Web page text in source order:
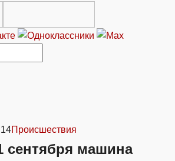
Происшествия
сентября машина